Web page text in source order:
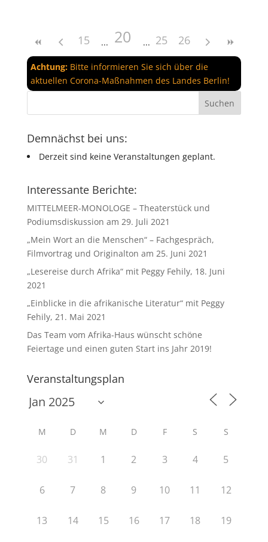
15 20 25 26
Achtung:Bitte informieren Sie sich über die
aktuellen Corona-Maßnahmen des Landes Berlin!
Demnächst bei uns:
Derzeit sind keine Veranstaltungen geplant.
Interessante Berichte:
MITTELMEER-MONOLOGE – Theaterstück und
Podiumsdiskussion am 29. Juli 2021
„Mein Wort an die Menschen“ – Fachgespräch,
Filmvortrag und Originalton am 25. Juni 2021
„Lesereise durch Afrika“ mit Peggy Fehily, 18. Juni
2021
„Einblicke in die afrikanische Literatur“ mit Peggy
Fehily, 21. Mai 2021
Das Team vom Afrika-Haus wünscht schöne
Feiertage und einen guten Start ins Jahr 2019!
Veranstaltungsplan
M D M D F S S
30 31 1 2 3 4 5
6 7 8 9 10 11 12
13 14 15 16 17 18 19